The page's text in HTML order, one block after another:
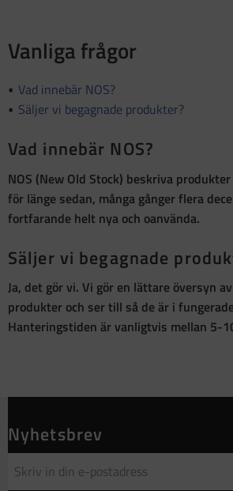
Vanliga frågor
Vad innebär NOS?
Säljer vi begagnade produkter?
Vad innebär NOS?
NOS (New Old Stock) beskriva
för länge sedan, många gånger flera
fortfarande helt nya och oanvända.
Säljer vi begagnade
Ja, det gör vi. Vi gör en lättare översyn
produkter och ser till så de är i
Hanteringstiden är vanligtvis mellan 5-
Nyhetsbrev